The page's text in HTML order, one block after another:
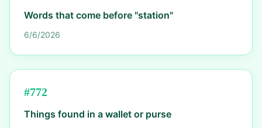
Words that come before "station"
6/6/2026
#772
Things found in a wallet or purse